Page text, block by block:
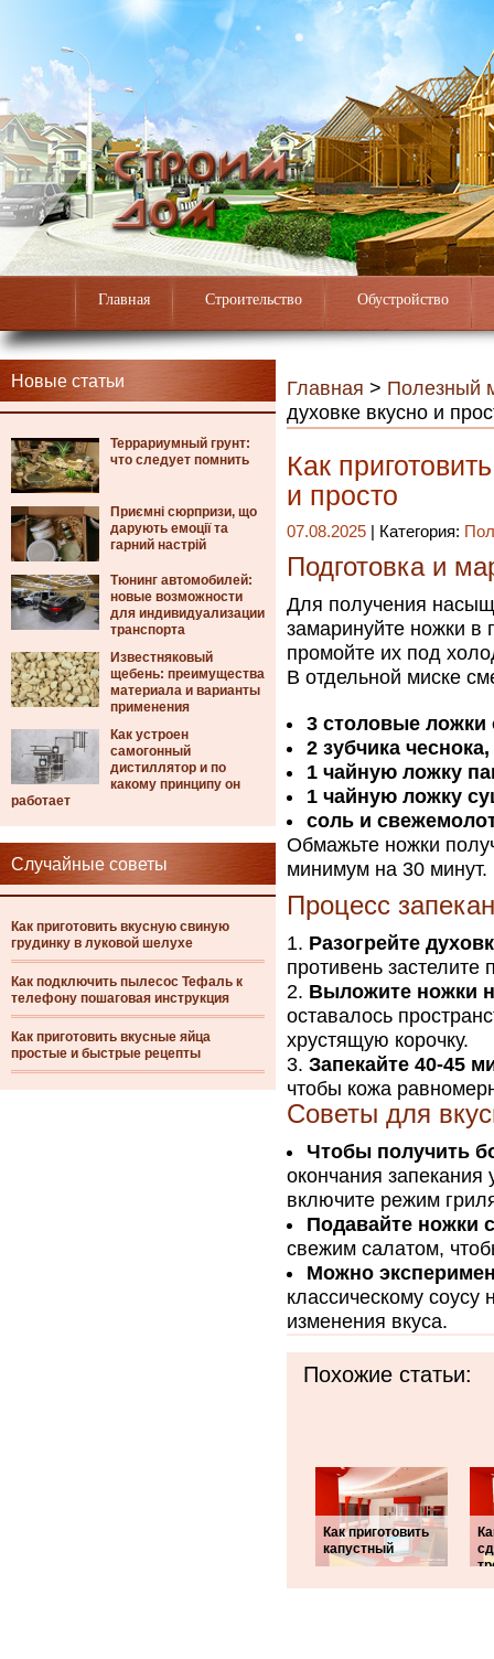
Главная Строительство Обустройство
Новые статьи
Террариумный грунт:
что следует помнить
Приємні сюрпризи, що
дарують емоції та
гарний настрій
Тюнинг автомобилей:
новые возможности
для индивидуализации
транспорта
Известняковый
щебень: преимущества
материала и варианты
применения
Как устроен
самогонный
дистиллятор и по
какому принципу он
работает
Случайные советы
Как приготовить вкусную свиную
грудинку в луковой шелухе
Как подключить пылесос Тефаль к
телефону пошаговая инструкция
Как приготовить вкусные яйца
простые и быстрые рецепты
Главная > Полезный
духовке вкусно и
Как
и просто
07.08.2025 | Категория:
Подготовка и
Для получения
замаринуйте ножки в
промойте их под
В отдельной миске
3 столовые ложки
2 зубчика
1 чайную ложку
1 чайную ложку
соль и
Обмажьте ножки
минимум на 30
Процесс
Разогрейте
противень
Выложите ножки
оставалось
хрустящую корочку.
Запекайте 40-45
чтобы кожа
Советы для
Чтобы получить
окончания запекания
включите режим
Подавайте ножки
свежим салатом,
Можно
классическому
изменения вкуса.
Похожие статьи:
Как приготовить
капустный